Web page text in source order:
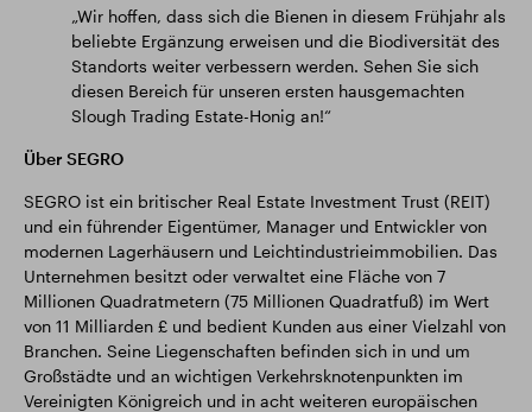
„Wir hoffen, dass sich die Bienen in diesem Frühjahr als
beliebte Ergänzung erweisen und die Biodiversität des
Standorts weiter verbessern werden. Sehen Sie sich
diesen Bereich für unseren ersten hausgemachten
Slough Trading Estate-Honig an!“
Über SEGRO
SEGRO ist ein britischer Real Estate Investment Trust (REIT)
und ein führender Eigentümer, Manager und Entwickler von
modernen Lagerhäusern und Leichtindustrieimmobilien. Das
Unternehmen besitzt oder verwaltet eine Fläche von 7
Millionen Quadratmetern (75 Millionen Quadratfuß) im Wert
von 11 Milliarden £ und bedient Kunden aus einer Vielzahl von
Branchen. Seine Liegenschaften befinden sich in und um
Großstädte und an wichtigen Verkehrsknotenpunkten im
Vereinigten Königreich und in acht weiteren europäischen